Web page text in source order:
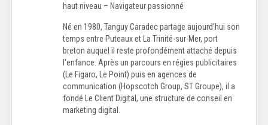
haut niveau – Navigateur passionné
Né en 1980, Tanguy Caradec partage aujourd’hui son
temps entre Puteaux et La Trinité-sur-Mer, port
breton auquel il reste profondément attaché depuis
l’enfance. Après un parcours en régies publicitaires
(Le Figaro, Le Point) puis en agences de
communication (Hopscotch Group, ST Groupe), il a
fondé Le Client Digital, une structure de conseil en
marketing digital.